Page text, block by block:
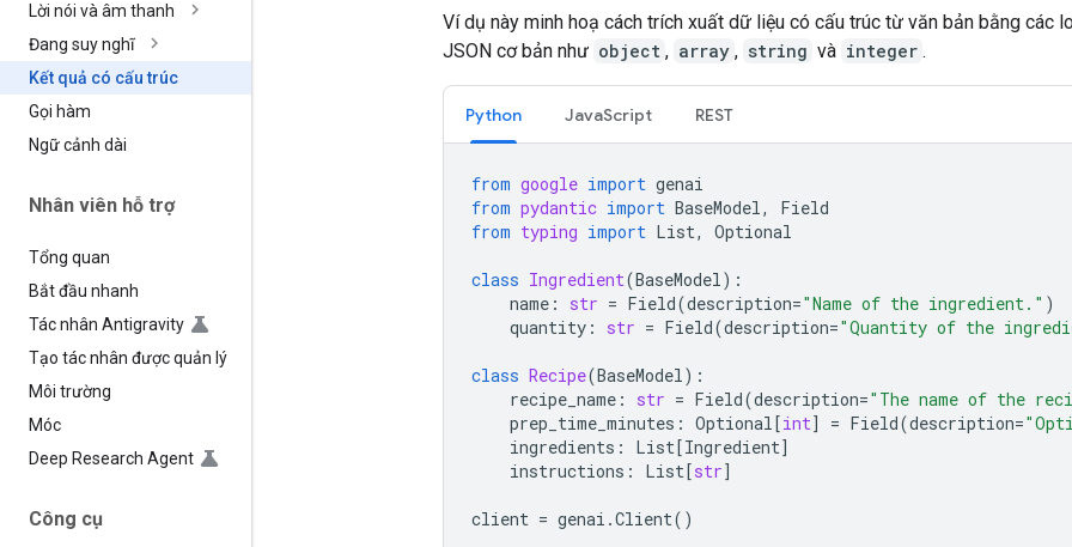
Lời nói và âm thanh
Đang suy nghĩ
Kết quả có cấu trúc
Gọi hàm
Ngữ cảnh dài
Nhân viên hỗ trợ
Tổng quan
Bắt đầu nhanh
Tác nhân Antigravity
Tạo tác nhân được quản lý
Môi trường
Móc
Deep Research Agent
Công cụ
Ví dụ này minh hoạ cách trích xuất dữ liệu có cấu trúc từ văn bản bằng các
JSON cơ bản như object , array , string và integer .
Python JavaScript REST
from google import genai
from pydantic import BaseModel,
Field
from typing import List, Optional
class Ingredient(BaseModel):
name : str = Field(description="Name of the ingredient." )
quantity : str = Field(description="Quantity of the
class Recipe(BaseModel):
recipe_name : str = Field(description="The name of the
prep_time_minutes : Optional[int] = Field(description=
ingredients : List[Ingredient]
instructions : List[str]
client = genai .Client()